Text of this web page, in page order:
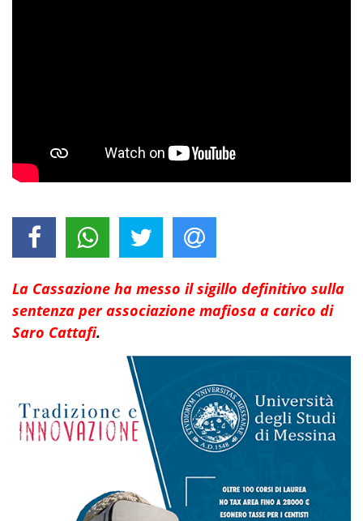
La Cassazione ha messo il sigillo definitivo sulla
sentenza per associazione mafiosa a carico di
Saro Cattafi.